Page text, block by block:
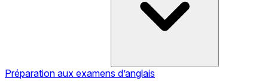
Préparation aux examens d’anglais